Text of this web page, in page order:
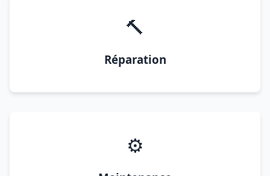
🔨
Réparation
⚙️